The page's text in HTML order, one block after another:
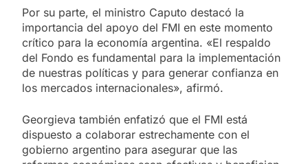
Por su parte, el ministro Caputo destacó la
importancia del apoyo del FMI en este momento
crítico para la economía argentina. «El respaldo
del Fondo es fundamental para la implementación
de nuestras políticas y para generar confianza en
los mercados internacionales», afirmó.
Georgieva también enfatizó que el FMI está
dispuesto a colaborar estrechamente con el
gobierno argentino para asegurar que las